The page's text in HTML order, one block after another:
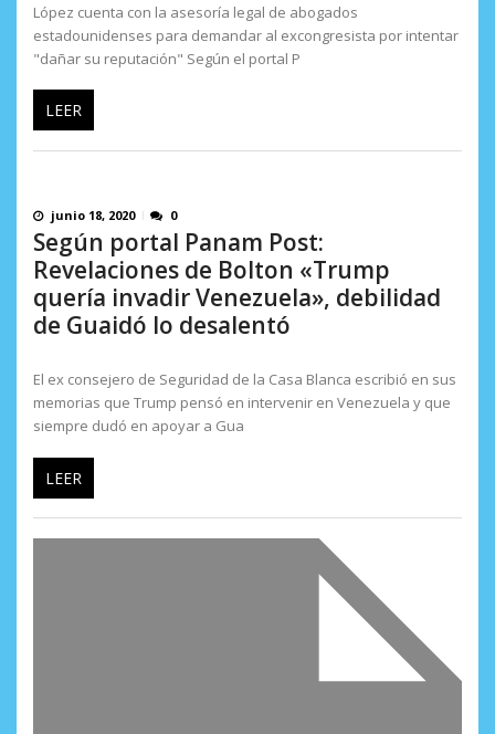
López cuenta con la asesoría legal de abogados
estadounidenses para demandar al excongresista por intentar
"dañar su reputación" Según el portal P
LEER
junio 18, 2020 0
Según portal Panam Post:
Revelaciones de Bolton «Trump
quería invadir Venezuela», debilidad
de Guaidó lo desalentó
El ex consejero de Seguridad de la Casa Blanca escribió en sus
memorias que Trump pensó en intervenir en Venezuela y que
siempre dudó en apoyar a Gua
LEER